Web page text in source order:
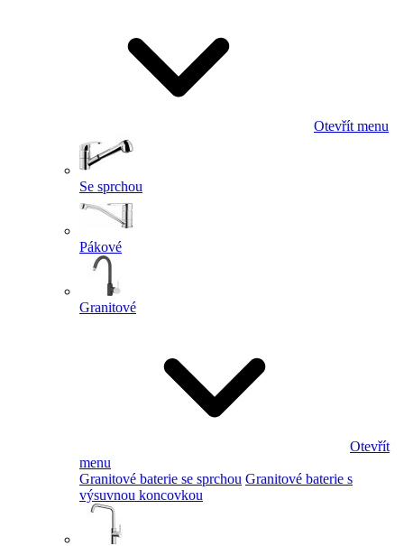
Otevřít menu
Se sprchou
Pákové
Granitové
Otevřít
menu
Granitové baterie se sprchou Granitové baterie s
výsuvnou koncovkou